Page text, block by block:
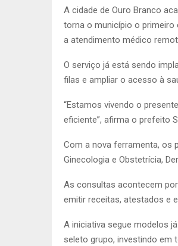
A cidade de Ouro Branco
torna o município o primeiro
a atendimento médico
O serviço já está sendo
filas e ampliar o acesso à
“Estamos vivendo o
eficiente”, afirma o prefeito
Com a nova ferramenta, os
Ginecologia e Obstetrícia,
As consultas acontecem
emitir receitas, atestados e
A iniciativa segue modelos
seleto grupo, investindo em